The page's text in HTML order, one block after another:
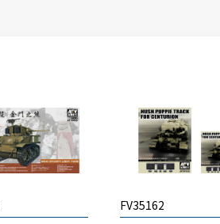
FV35162